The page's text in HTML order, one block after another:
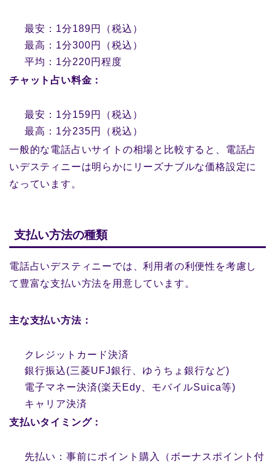
最安：1分189円（税込）
最高：1分300円（税込）
平均：1分220円程度
チャット占い料金：
最安：1分159円（税込）
最高：1分235円（税込）
一般的な電話占いサイトの相場と比較すると、電話占
いデスティニーは明らかにリーズナブルな価格設定に
なっています。
支払い方法の種類
電話占いデスティニーでは、利用者の利便性を考慮し
て豊富な支払い方法を用意しています。
主な支払い方法：
クレジットカード決済
銀行振込(三菱UFJ銀行、ゆうちょ銀行など)
電子マネー決済(楽天Edy、モバイルSuica等)
キャリア決済
支払いタイミング：
先払い：事前にポイント購入（ボーナスポイント付